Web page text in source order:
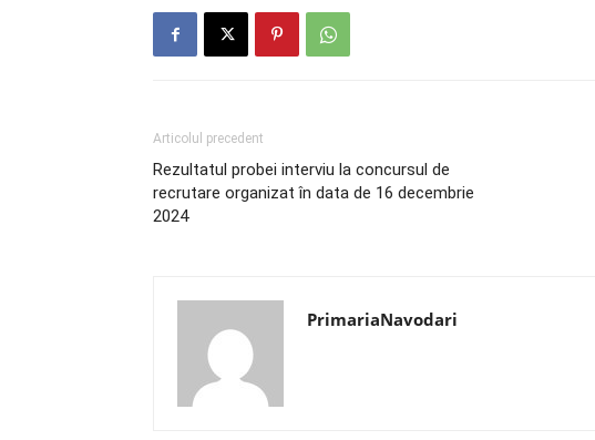
Articolul precedent
Rezultatul probei interviu la concursul de
recrutare organizat în data de 16 decembrie
2024
PrimariaNavodari